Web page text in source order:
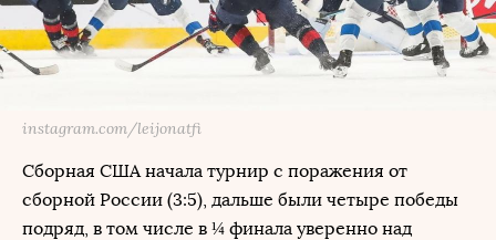
instagram.com/leijonatfi
Сборная США начала турнир с поражения от
сборной России (3:5), дальше были четыре победы
подряд, в том числе в ¼ финала уверенно над